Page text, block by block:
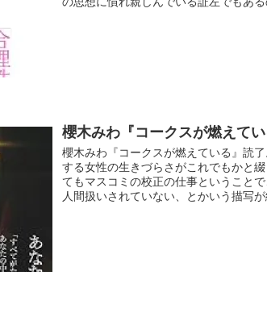
櫻木みわ『コークスが燃えてい
櫻木みわ『コークスが燃えている』読
する女性の生きづらさがこれでもかと
てもマスコミの校正の仕事ということ
人間扱いされていない、とかいう描写が